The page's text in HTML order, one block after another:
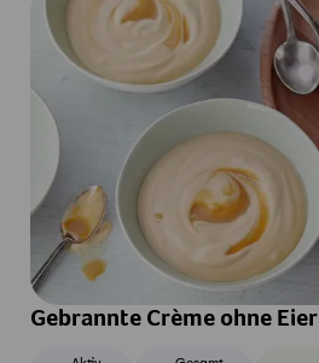
Gebrannte Crème ohne Eier